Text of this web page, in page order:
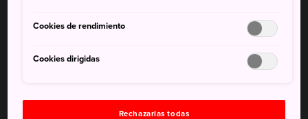
Probar algunas de las variedades menos
Cookies de rendimiento
Cookies dirigidas
Rechazarlas todas